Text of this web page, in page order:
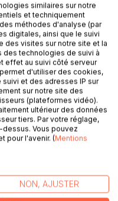
un marché aux puces,
allait lui arriver.
temps, il avait divorcé
mais c'était sans
alors lorsque en fin de
par son instinct...
similaires sur notre
et techniquement
méthodes d'analyse (par
digitales, ainsi que le suivi
des visites sur notre site et la
des technologies de suivi à
effet au suivi côté serveur
d'utiliser des cookies,
et des adresses IP sur
sur notre site des
(plateformes vidéo).
ultérieur des données
tiers. Par votre réglage,
Vous pouvez
pour l'avenir. (Mentions
NON, AJUSTER